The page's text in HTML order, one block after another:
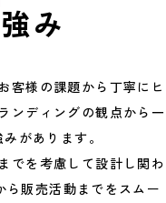
み
客様の課題から丁寧にヒ
ンディングの観点から一
があります。
でを考慮して設計し関わ
ら販売活動までをスムー